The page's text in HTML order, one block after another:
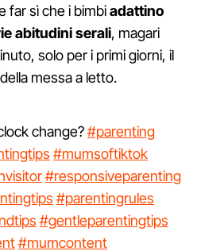
far sì che i bimbiadattino
abitudini serali, magari
solo per i primi giorni, il
messa a letto.
change?#parenting
#mumsoftiktok
#responsiveparenting
#parentingrules
#gentleparentingtips
#mumcontent